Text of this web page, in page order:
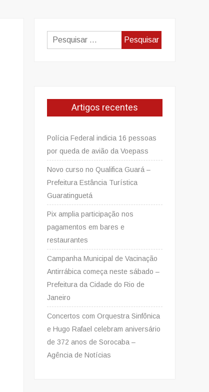
Pesquisar
por:
Artigos recentes
Polícia Federal indicia 16 pessoas
por queda de avião da Voepass
Novo curso no Qualifica Guará –
Prefeitura Estância Turística
Guaratinguetá
Pix amplia participação nos
pagamentos em bares e
restaurantes
Campanha Municipal de Vacinação
Antirrábica começa neste sábado –
Prefeitura da Cidade do Rio de
Janeiro
Concertos com Orquestra Sinfônica
e Hugo Rafael celebram aniversário
de 372 anos de Sorocaba –
Agência de Notícias